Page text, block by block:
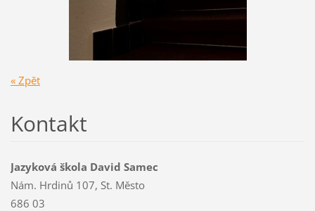
« Zpět
Kontakt
Jazyková škola David Samec
Nám. Hrdinů 107, St. Město
686 03